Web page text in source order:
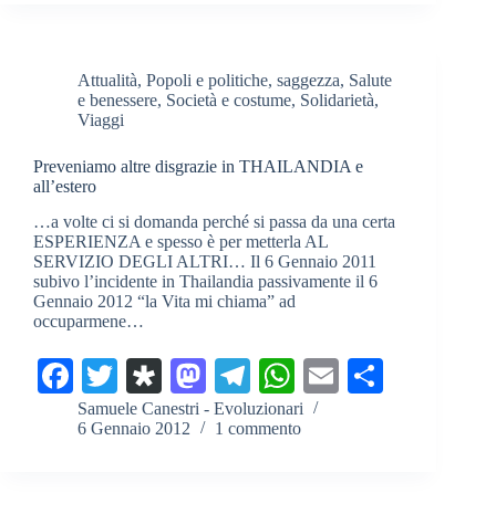
Attualità, Popoli e politiche, saggezza, Salute
e benessere, Società e costume, Solidarietà,
Viaggi
Preveniamo altre disgrazie in THAILANDIA e
all’estero
…a volte ci si domanda perché si passa da una certa
ESPERIENZA e spesso è per metterla AL
SERVIZIO DEGLI ALTRI… Il 6 Gennaio 2011
subivo l’incidente in Thailandia passivamente il 6
Gennaio 2012 “la Vita mi chiama” ad
occuparmene…
Fa
ce
bo
T
wi
tte
Di
as
po
M
as
to
Te
le
gr
W
ha
ts
E
Samuele Canestri - Evoluzionari
6 Gennaio 2012
1 commento